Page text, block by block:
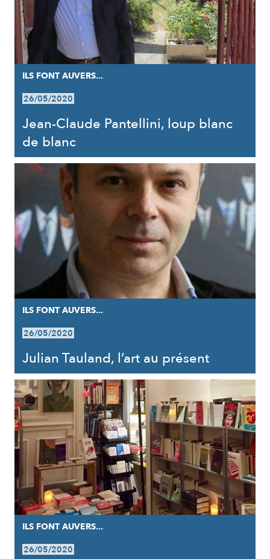
ILS FONT AUVERS...
26/05/2020
Jean-Claude Pantellini, loup blanc
de blanc
ILS FONT AUVERS...
26/05/2020
Julian Tauland, l’art au présent
ILS FONT AUVERS...
26/05/2020